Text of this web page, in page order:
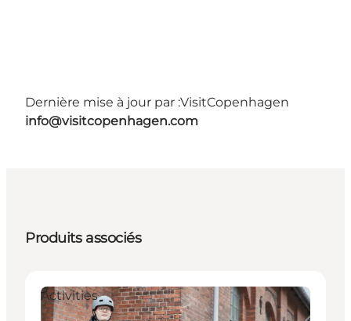
Dernière mise à jour par :VisitCopenhagen
info@visitcopenhagen.com
Produits associés
Activities